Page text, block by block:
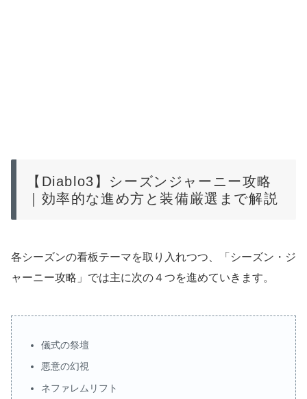
【Diablo3】シーズンジャーニー攻略
｜効率的な進め方と装備厳選まで解説
各シーズンの看板テーマを取り入れつつ、「シーズン・ジ
ャーニー攻略」では主に次の４つを進めていきます。
儀式の祭壇
悪意の幻視
ネファレムリフト